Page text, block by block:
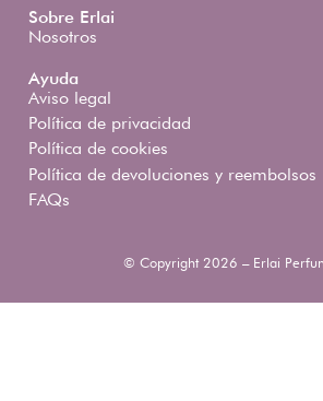
Sobre Erlai
Nosotros
Ayuda
Aviso legal
Política de privacidad
Política de cookies
Política de devoluciones y reembolsos
FAQs
© Copyright 2026 – Erlai